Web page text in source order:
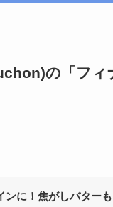
の「フィ
に！焦がしバター